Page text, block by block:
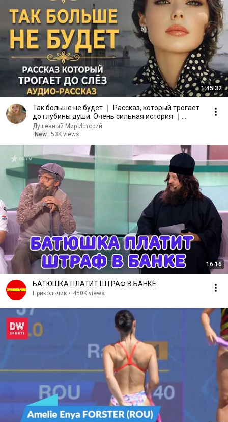
1:45:32
Так больше не будет ｜ Рассказ, который трогает
до глубины души. Очень сильная история ｜
Аудиорассказ
Душевный Мир Историй
New 53K views
16:16
БАТЮШКА ПЛАТИТ ШТРАФ В БАНКЕ
Прикольчик • 450K views